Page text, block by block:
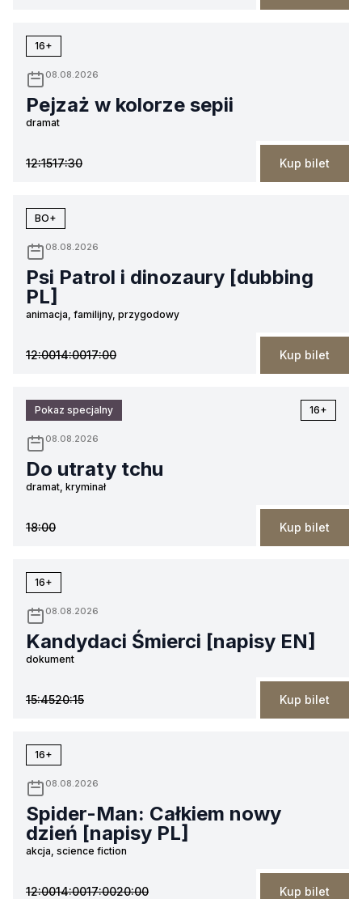
16+
08.08.2026
Pejzaż w kolorze sepii
dramat
12:1517:30 Kup bilet
BO+
08.08.2026
Psi Patrol i dinozaury [dubbing
PL]
animacja, familijny, przygodowy
12:0014:0017:00 Kup bilet
Pokaz specjalny 16+
08.08.2026
Do utraty tchu
dramat, kryminał
18:00 Kup bilet
16+
08.08.2026
Kandydaci Śmierci [napisy EN]
dokument
15:4520:15 Kup bilet
16+
08.08.2026
Spider-Man: Całkiem nowy
dzień [napisy PL]
akcja, science fiction
12:0014:0017:0020:00 Kup bilet